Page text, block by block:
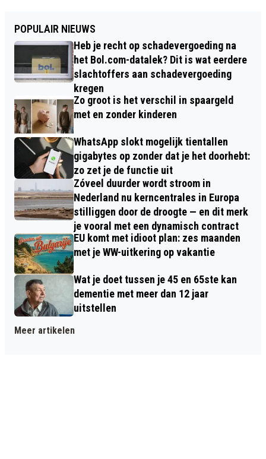
POPULAIR NIEUWS
Heb je recht op schadevergoeding na
het Bol.com-datalek? Dit is wat eerdere
slachtoffers aan schadevergoeding
kregen
Zo groot is het verschil in spaargeld
met en zonder kinderen
WhatsApp slokt mogelijk tientallen
gigabytes op zonder dat je het doorhebt:
zo zet je de functie uit
Zóveel duurder wordt stroom in
Nederland nu kerncentrales in Europa
stilliggen door de droogte — en dit merk
je vooral met een dynamisch contract
EU komt met idioot plan: zes maanden
met je WW-uitkering op vakantie
Wat je doet tussen je 45 en 65ste kan
dementie met meer dan 12 jaar
uitstellen
Meer artikelen